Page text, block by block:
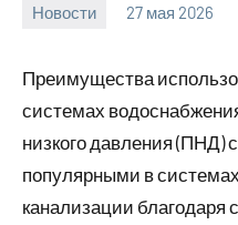
Новости 27 мая 2026
Преимущества
системах
низкого давления (ПНД)
популярными в
канализации